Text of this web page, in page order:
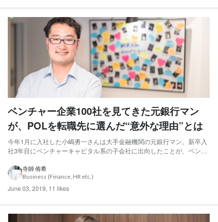
ベンチャー企業100社を見てきた元銀行マン
が、POLを転職先に選んだ“意外な理由”とは
今年1月に入社した小嶋勇一さんは大手金融機関の元銀行マン。新卒入
社3年目にベンチャーキャピタル系の子会社に出向したことが、ベンチ
以上と関わり“ベンチャー企業の目利き”と言っても過言ではない小嶋さ
んが、転職先としてPOLを選んだ理由は一体何だったの...
寺師 侑希
Business (Finance, HR etc.)
June 03, 2019, 11 likes